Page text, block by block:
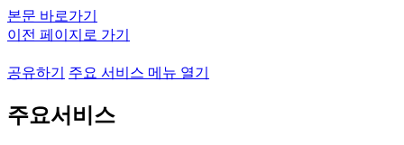
본문 바로가기
이전 페이지로 가기
공유하기 주요 서비스 메뉴 열기
주요서비스